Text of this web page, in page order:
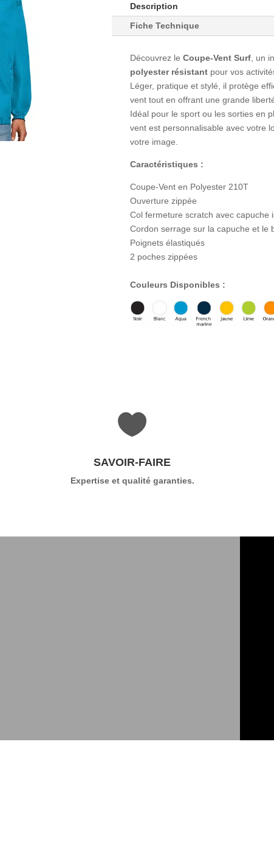
Description
Fiche Technique
Découvrez leCoupe-Vent Surf , un
polyester résistant pour vos
Léger, pratique et stylé, il protège
vent tout en offrant une grande
Idéal pour le sport ou les sorties en
vent est personnalisable avec votre
votre image.
Caractéristiques :
Coupe-Vent en Polyester 210T
Ouverture zippée
Col fermeture scratch avec capuche
Cordon serrage sur la capuche et le
Poignets élastiqués
2 poches zippées
Couleurs Disponibles :

SAVOIR-FAIRE
Expertise et qualité garanties.